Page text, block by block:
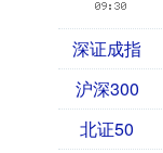
深证成指
沪深300
北证50